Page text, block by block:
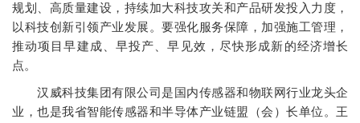
规划、高质量建设，持续加大科技攻关和产品研发投入力度，
以科技创新引领产业发展。要强化服务保障，加强施工管理，
推动项目早建成、早投产、早见效，尽快形成新的经济增长
点。
汉威科技集团有限公司是国内传感器和物联网行业龙头企
业，也是我省智能传感器和半导体产业链盟（会）长单位。王